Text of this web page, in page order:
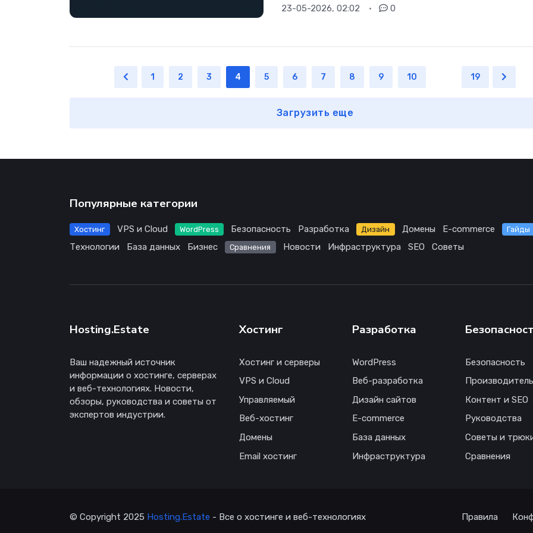
23-05-2026, 02:02
0
1 2 3 4 5 6 7 8 9 10 19
Загрузить еще
Популярные категории
Хостинг VPS и Cloud WordPress Безопасность Разработка Дизайн Домены E-commerce Гайды
Технологии База данных Бизнес Сравнения Новости Инфраструктура SEO Советы
Hosting.Estate
Ваш надежный источник
информации о хостинге, серверах
и веб-технологиях. Новости,
обзоры, руководства и советы от
экспертов индустрии.
Хостинг
Хостинг и серверы
VPS и Cloud
Управляемый
Веб-хостинг
Домены
Email хостинг
Разработка
WordPress
Веб-разработка
Дизайн сайтов
E-commerce
База данных
Инфраструктура
Безопасность
Контент и SEO
Руководства
Советы и
Сравнения
© Copyright 2025 Hosting.Estate - Все о хостинге и веб-технологиях Правила